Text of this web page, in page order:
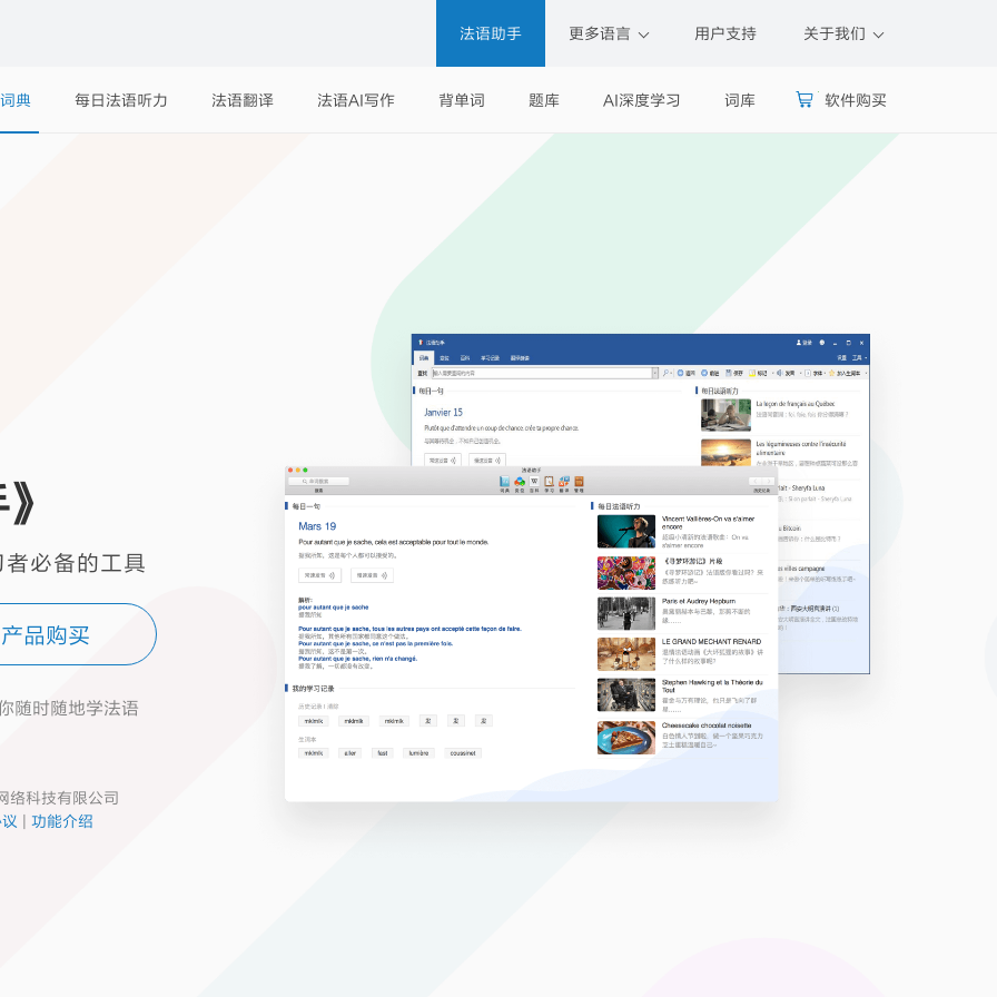
法语助手
典 每日法语听力 法语翻译 法语AI写作 背单词 题库 AI深度学习 词库 软件购买
更多语言 用户支持 关于我们
必备的工具
产品购买
随时随地学法语
络科技有限公司
| 功能介绍